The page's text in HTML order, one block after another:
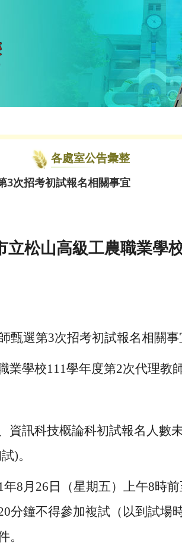
各處室公告彙整
3次招考初試報名相關事宜
立松山高級工農職業學
甄選第3次招考初試報名相關事
業學校111學年度第2次代理教
資訊科技概論科初試報名人數
)。
年8月26日（星期五）上午8時
分鐘不得參加複試（以到試場
。